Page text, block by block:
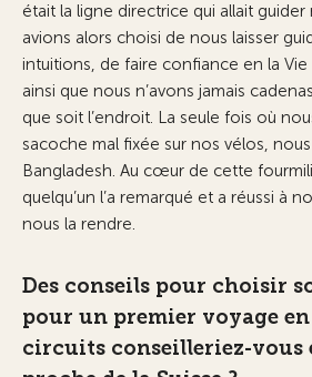
était la ligne directrice qui allait
avions alors choisi de nous laisser
intuitions, de faire confiance en la Vie
ainsi que nous n’avons jamais
que soit l’endroit. La seule fois où
sacoche mal fixée sur nos vélos,
Bangladesh. Au cœur de cette
quelqu’un l’a remarqué et a réussi à
nous la rendre.
Des conseils pour choisir
pour un premier voyage
circuits conseilleriez-vous